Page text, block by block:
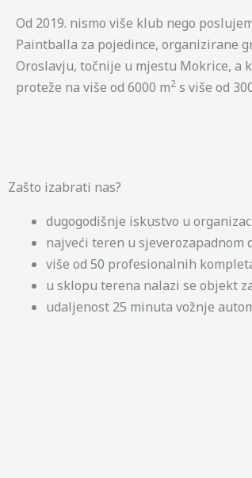
Od 2019. nismo više klub nego
Paintballa za pojedince, organizirane
Oroslavju, točnije u mjestu Mokrice, a
proteže na više od 6000 m2 s više od
Zašto izabrati nas?
dugogodišnje iskustvo u
najveći teren u
više od 50 profesionalnih
u sklopu terena nalazi se objekt
udaljenost 25 minuta vožnje